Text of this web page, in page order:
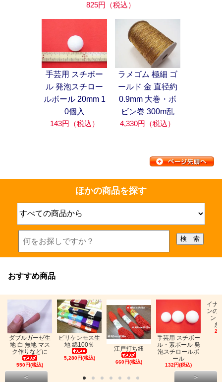
825円（税込）
手芸用 スチボー
ル 発泡スチロー
ルボール 20mm 1
0個入
143円（税込）
ラメゴム 極細 ゴ
ールド 金 直径約
0.9mm 大巻・ボ
ビン巻 300m乱
4,330円（税込）
ほかの商品を探す
おすすめ商品
ダブルガーゼ生
地 白 無地 マス
ク作りなどに
550円(税込)
ビリケンモス生
地 綿100％
5,280円(税込)
江戸打ち紐
660円(税込)
手芸用 スチボー
ル・素ボール 発
泡スチロールボ
ール
132円(税込)
イナ
ンの
ン
糸
< >